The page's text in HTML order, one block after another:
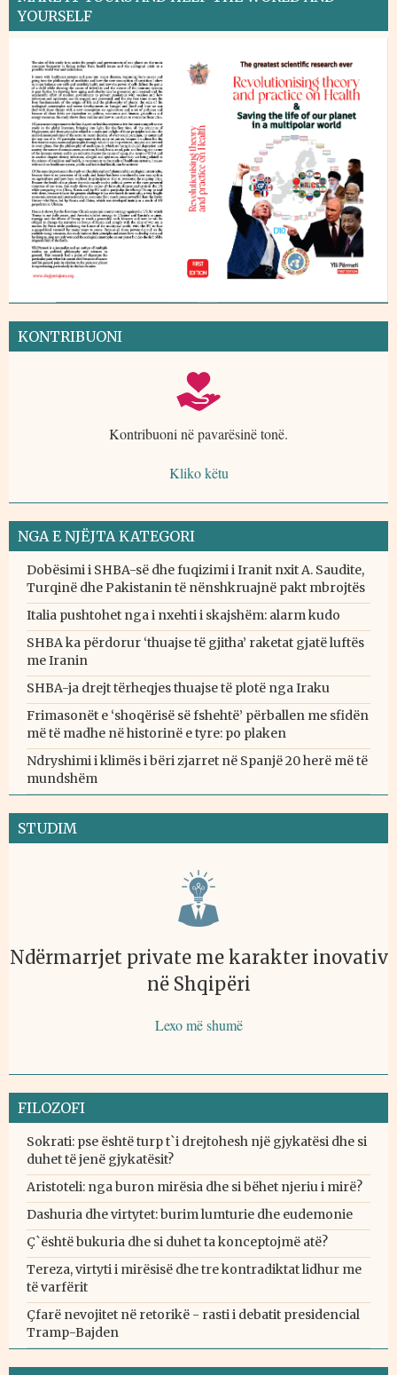
YOURSELF
KONTRIBUONI
Kontribuoni në pavarësinë tonë.
Kliko këtu
NGA E NJËJTA KATEGORI
Dobësimi i SHBA-së dhe fuqizimi i Iranit nxit A. Saudite,
Turqinë dhe Pakistanin të nënshkruajnë pakt mbrojtës
Italia pushtohet nga i nxehti i skajshëm: alarm kudo
SHBA ka përdorur ‘thuajse të gjitha’ raketat gjatë luftës
me Iranin
SHBA-ja drejt tërheqjes thuajse të plotë nga Iraku
Frimasonët e ‘shoqërisë së fshehtë’ përballen me sfidën
më të madhe në historinë e tyre: po plaken
Ndryshimi i klimës i bëri zjarret në Spanjë 20 herë më të
mundshëm
STUDIM
Ndërmarrjet private me karakter inovativ
në Shqipëri
Lexo më shumë
FILOZOFI
Sokrati: pse është turp t`i drejtohesh një gjykatësi dhe si
duhet të jenë gjykatësit?
Aristoteli: nga buron mirësia dhe si bëhet njeriu i mirë?
Dashuria dhe virtytet: burim lumturie dhe eudemonie
Ç`është bukuria dhe si duhet ta konceptojmë atë?
Tereza, virtyti i mirësisë dhe tre kontradiktat lidhur me
të varfërit
Çfarë nevojitet në retorikë - rasti i debatit presidencial
Tramp-Bajden